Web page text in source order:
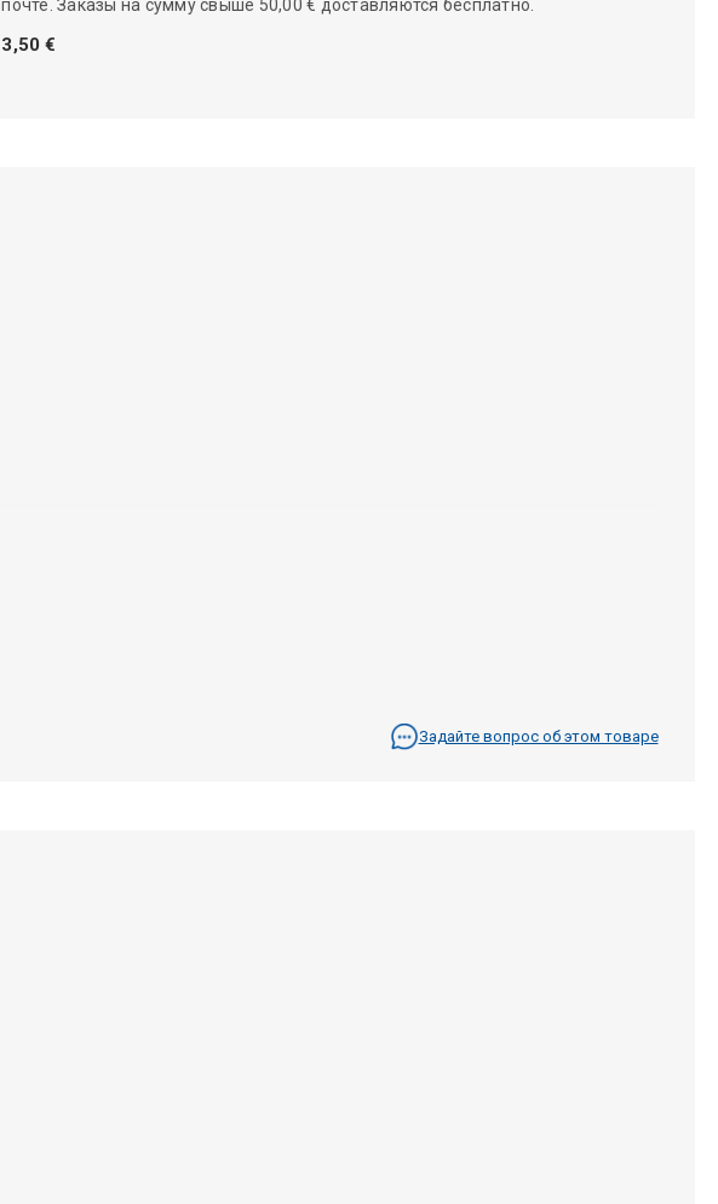
почте. Заказы на сумму свыше 50,00 € доставляются бесплатно.
3,50 €
Задайте вопрос об этом товаре